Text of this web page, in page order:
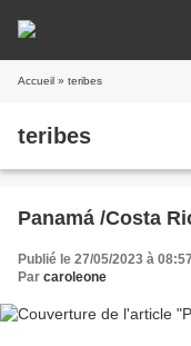
Accueil » teribes
teribes
Panamá /Costa
Publié le 27/05/2023 à 08:57
Par caroleone